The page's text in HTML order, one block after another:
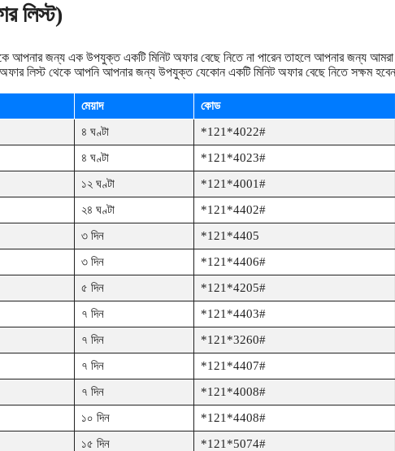
লিস্ট)
আপনার জন্য এক উপযুক্ত একটি মিনিট অফার বেছে নিতে না পারেন তাহলে আপনার জন্য
লিস্ট থেকে আপনি আপনার জন্য উপযুক্ত যেকোন একটি মিনিট অফার বেছে নিতে সক্ষম
মেয়াদ
কোড
৪ ঘণ্টা
*121*4022#
৪ ঘণ্টা
*121*4023#
১২ ঘণ্টা
*121*4001#
২৪ ঘণ্টা
*121*4402#
৩ দিন
*121*4405
৩ দিন
*121*4406#
৫ দিন
*121*4205#
৭ দিন
*121*4403#
৭ দিন
*121*3260#
৭ দিন
*121*4407#
৭ দিন
*121*4008#
১০ দিন
*121*4408#
১৫ দিন
*121*5074#